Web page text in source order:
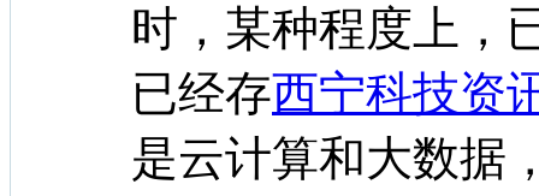
时，某种程度上，
已经存西宁科技资
是云计算和大数据